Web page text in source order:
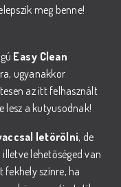
meg benne!
Easy Clean
ugyanakkor
az itt felhasznált
lesz a kutyusodnak!
letörölni, de
lehetőséged van
színre, ha